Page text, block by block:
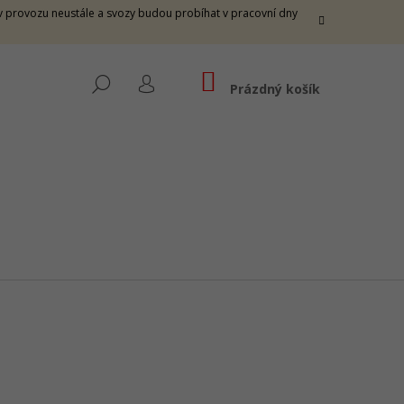
v provozu neustále a svozy budou probíhat v pracovní dny
HLEDAT
PŘIHLÁŠENÍ
NÁKUPNÍ
KOŠÍK
Prázdný košík